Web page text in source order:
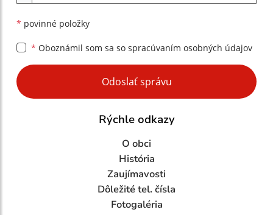
* povinné položky
* Oboznámil som sa so spracúvaním osobných údajov
Google reCaptcha Response
Odoslať správu
Rýchle odkazy
O obci
História
Zaujímavosti
Dôležité tel. čísla
Fotogaléria